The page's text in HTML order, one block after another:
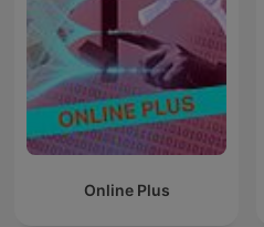
Online Plus